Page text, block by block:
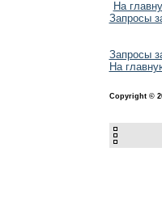
На
Запросы
Запросы
На
Copyright ©